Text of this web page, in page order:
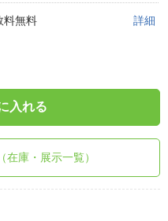
料無料 詳細
入れる
在庫・展示一覧）